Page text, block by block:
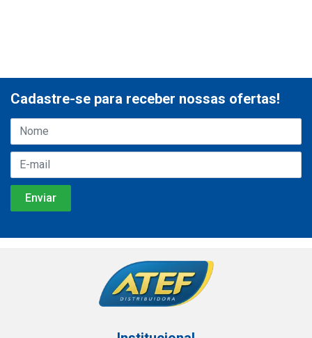
Cadastre-se para receber nossas ofertas!